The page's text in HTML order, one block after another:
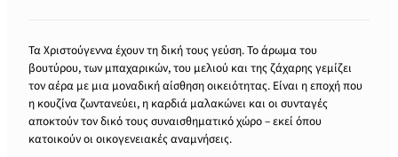
Τα Χριστούγεννα έχουν τη δική τους γεύση. Το άρωμα του
βουτύρου, των μπαχαρικών, του μελιού και της ζάχαρης γεμίζει
τον αέρα με μια μοναδική αίσθηση οικειότητας. Είναι η εποχή που
η κουζίνα ζωντανεύει, η καρδιά μαλακώνει και οι συνταγές
αποκτούν τον δικό τους συναισθηματικό χώρο – εκεί όπου
κατοικούν οι οικογενειακές αναμνήσεις.